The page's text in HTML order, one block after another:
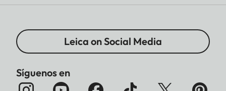
Leica on Social Media
Síguenos en